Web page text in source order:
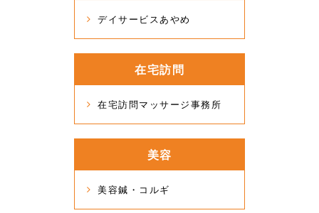
デイサービスあやめ
在宅訪問
在宅訪問マッサージ事務所
美容
美容鍼・コルギ